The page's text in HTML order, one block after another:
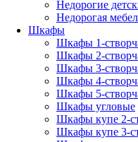
Недорогие
Недорогая
Шкафы
Шкафы 1-
Шкафы 2-
Шкафы 3-
Шкафы 4-
Шкафы 5-
Шкафы угловые
Шкафы купе 2-
Шкафы купе 3-